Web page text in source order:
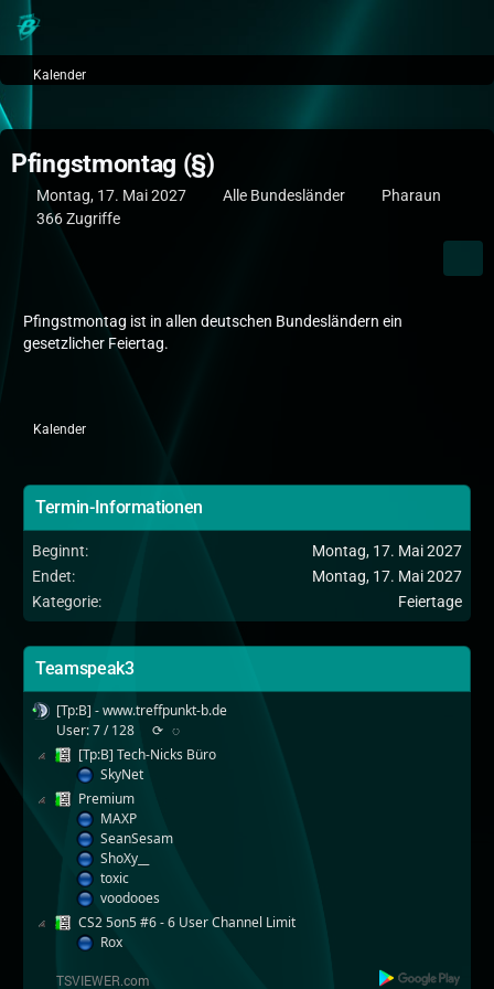
Kalender
Pfingstmontag (§)
Montag, 17. Mai 2027 Alle Bundesländer
Pharaun
366 Zugriffe
Pfingstmontag ist in allen deutschen Bundesländern ein
gesetzlicher Feiertag.
Kalender
Termin-Informationen
Beginnt
Montag, 17. Mai 2027
Endet
Montag, 17. Mai 2027
Kategorie
Feiertage
Teamspeak3
[Tp:B] - www.treffpunkt-b.de
User: 7 / 128
⟳ ◌
[Tp:B] Tech-Nicks Büro
SkyNet
Premium
MAXP
SeanSesam
ShoXy__
toxic
voodooes
CS2 5on5 #6 - 6 User Channel Limit
Rox